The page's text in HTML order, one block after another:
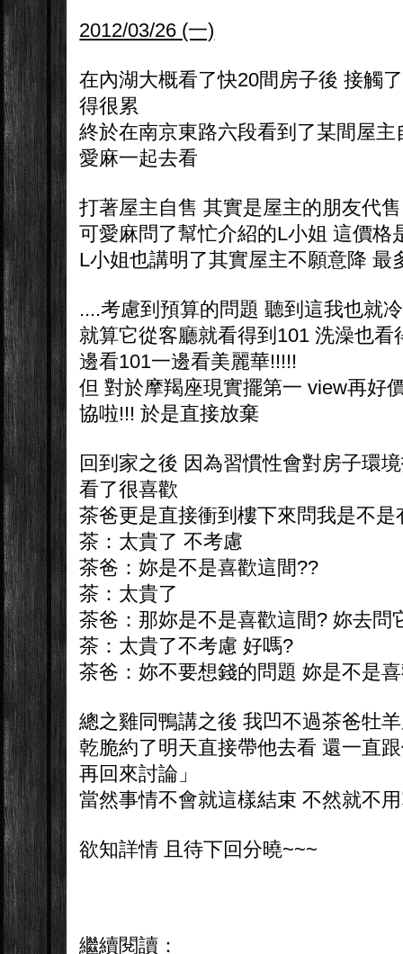
2012/03/26 (一)
在內湖大概看了快20間房子後 接觸
得很累
終於在南京東路六段看到了某間屋
愛麻一起去看
打著屋主自售 其實是屋主的朋友代
可愛麻問了幫忙介紹的L小姐 這價格
L小姐也講明了其實屋主不願意降 最
....考慮到預算的問題 聽到這我也就
就算它從客廳就看得到101 洗澡也看
邊看101一邊看美麗華!!!!!
但 對於摩羯座現實擺第一 view再好
協啦!!! 於是直接放棄
回到家之後 因為習慣性會對房子環
看了很喜歡
茶爸更是直接衝到樓下來問我是不是
茶：太貴了 不考慮
茶爸：妳是不是喜歡這間??
茶：太貴了
茶爸：那妳是不是喜歡這間? 妳去問
茶：太貴了不考慮 好嗎?
茶爸：妳不要想錢的問題 妳是不是
總之雞同鴨講之後 我凹不過茶爸牡
乾脆約了明天直接帶他去看 還一直
再回來討論」
當然事情不會就這樣結束 不然就不
欲知詳情 且待下回分曉~~~
繼續閱讀：